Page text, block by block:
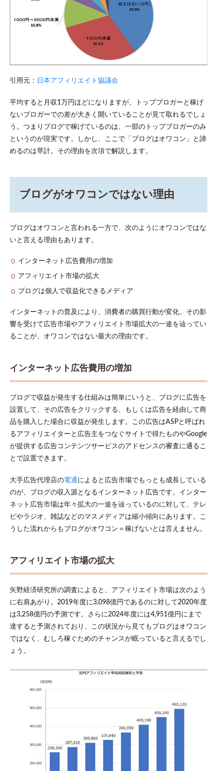
引用元： 日本アフィリエイト協議会
平均すると月収1万円ほどになりますが、トップブロガーと稼げ
ないブロガーでの差が大きく開いていることが見て取れるでしょ
う。つまりブログで稼げているのは、一部のトップブロガーのみ
というのが現実です。しかし、ここで「ブログはオワコン」と諦
めるのは早計。その理由を次項で解説します。
ブログがオワコンではない理由
ブログはオワコンと言われる一方で、次のようにオワコンではな
いと言える理由もあります。
インターネット広告費用の増加
アフィリエイト市場の拡大
ブログは個人で収益化できるメディア
インターネットの普及により、消費者の購買行動が変化。その影
響を受けて広告市場やアフィリエイト市場拡大の一途を辿ってい
ることが、オワコンではない最大の理由です。
インターネット広告費用の増加
ブログで収益が発生する仕組みは簡単にいうと、ブログに広告を
設置して、その広告をクリックする、もしくは広告を経由して商
品を購入した場合に収益が発生します。この広告はASPと呼ばれ
るアフィリエイターと広告主をつなぐサイトで得たものやGoogle
が提供する広告コンテンツサービスのアドセンスの審査に通るこ
とで設置できます。
大手広告代理店の電通 によると広告市場でもっとも成長している
のが、ブログの収入源となるインターネット広告です。インター
ネット広告市場は年々拡大の一途を辿っているのに対して、テレ
ビやラジオ、雑誌などのマスメディアは縮小傾向にあります。こ
うした流れからもブログがオワコン＝稼げないとは言えません。
アフィリエイト市場の拡大
矢野経済研究所の調査によると、アフィリエイト市場は次のよう
に右肩あがり。2019年度に3,098億円であるのに対して2020年度
は3,258億円の予測です。さらに2024年度には4,951億円にまで
達すると予測されており、この状況から見てもブログはオワコン
ではなく、むしろ稼ぐためのチャンスが眠っていると言えるでし
ょう。